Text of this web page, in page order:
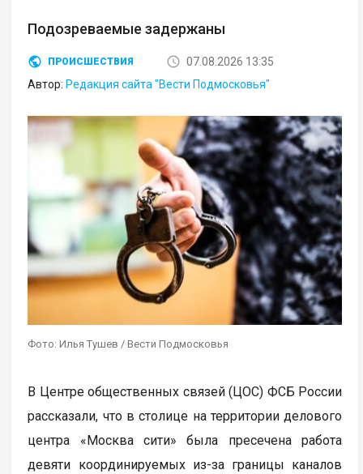
Подозреваемые задержаны
ПРОИСШЕСТВИЯ
07.08.2026 13:35
Автор: Редакция сайта "Вести Подмосковья"
Фото: Илья Тушев / Вести Подмосковья
В Центре общественных связей (ЦОС) ФСБ России
рассказали, что в столице на территории делового
центра «Москва сити» была пресечена работа
девяти координируемых из-за границы каналов